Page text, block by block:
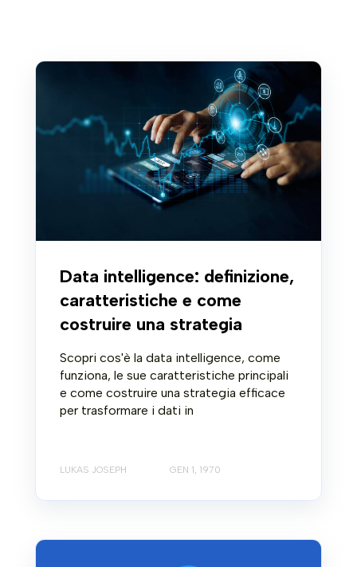
Data intelligence: definizione,
caratteristiche e come
costruire una strategia
Scopri cos'è la data intelligence, come
funziona, le sue caratteristiche principali
e come costruire una strategia efficace
per trasformare i dati in
LUKAS JOSEPH GEN 1, 1970